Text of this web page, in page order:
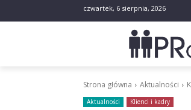
czwartek, 6 sierpnia, 2026
Strona główna Aktualności
Aktualności Klienci i kadry